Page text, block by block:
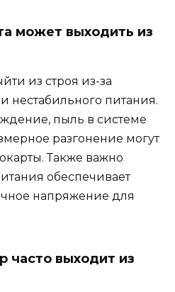
может выходить из
из строя из-за
нестабильного питания.
пыль в системе
разгонение могут
Также важно
обеспечивает
напряжение для
часто выходит из